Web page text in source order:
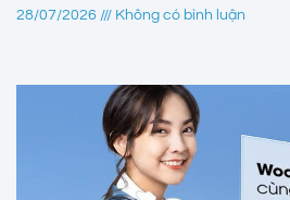
28/07/2026 Không có bình luận